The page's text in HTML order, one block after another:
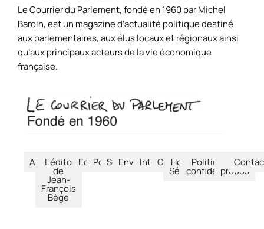
Le Courrier du Parlement, fondé en 1960 par Michel
Baroin, est un magazine d’actualité politique destiné
aux parlementaires, aux élus locaux et régionaux ainsi
qu’aux principaux acteurs de la vie économique
française.
Accueil
L'édito
de
Jean-
François
Bège
Economie
Politique
SociétéEnvironnement
International
CultureHors-
Séries
Politique de
confidentialité
À
propos